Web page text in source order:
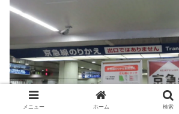
メニュー ホーム 検索